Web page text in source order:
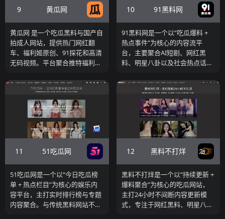
9 黄瓜网
黄瓜网 是一个吃瓜黑料与国产自
拍成人网站，提供热门网红翻
车、福利姬原创、91探花和高清
无码视频。平台聚合推特福利与
司机爱好者追逐最新爆料和福利
的首选站点。
10 91黑料网
91黑料网是一个以“吃瓜爆料 +
热点事件”为核心的内容流平
台，主要聚合AI短剧、网红黑
料、明星八卦以及社会热点话
11 51吃瓜网
51吃瓜网是一个以“今日吃瓜榜
单 + 热点栏目”为核心的娱乐内
容平台，主打实时排行榜与专题
内容聚合。与传统黑料网站不
12 黑料不打烊
黑料不打烊是一个以“持续更新 +
爆料聚合”为核心的吃瓜网站，
主打24小时不间断内容更新模
式，专注于网红黑料、明星八